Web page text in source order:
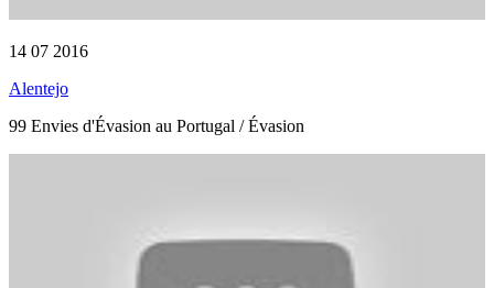
14 07 2016
Alentejo
99 Envies d'Évasion au Portugal / Évasion